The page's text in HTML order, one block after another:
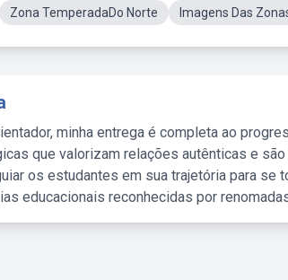
Zona TemperadaDo Norte Imagens Das
minha entrega é completa ao
que valorizam relações autênticas e
os estudantes em sua trajetória para se
educacionais reconhecidas por